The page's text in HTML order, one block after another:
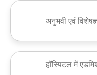
अनुभवी एवं
हॉस्पिटल में